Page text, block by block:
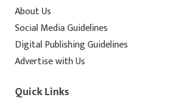
About Us
Social Media Guidelines
Digital Publishing Guidelines
Advertise with Us
Quick Links